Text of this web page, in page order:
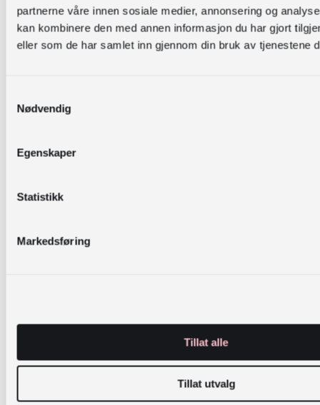
partnerne våre innen sosiale medier, annonsering og
kan kombinere den med annen informasjon du har gjort
eller som de har samlet inn gjennom din bruk av tjenestene
Nødvendig
Egenskaper
Statistikk
Markedsføring
Tillat alle
Tillat utvalg
NETTKURS